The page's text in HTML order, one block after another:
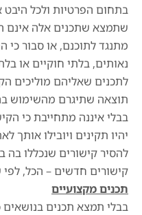
בתחום הפרטיות ולכל
שתמצא שתכנים אלה אינם
מתנגד לתוכנם, או סבור כי
נאותים, בלתי חוקיים או
לתכנים שאליהם מוליכים
תוצאה שתיגרם מהשימוש
בבלי איננה מתחייבת כי
יהיו תקינים ויובילו אותך
להסיר קישורים שנכללו
קישורים חדשים – הכל,
תכנים מקצועיים
בבלי תמצא תכנים בנושאים